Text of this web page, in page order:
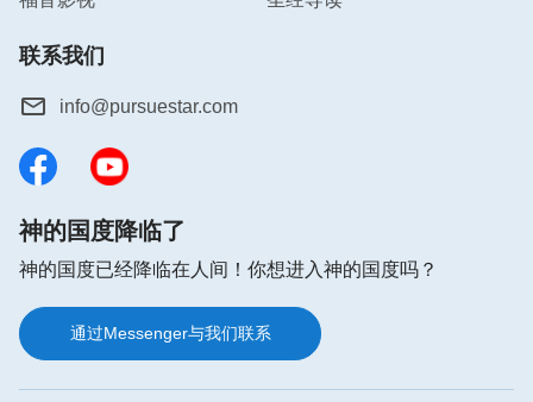
联系我们
info@pursuestar.com
神的国度降临了
神的国度已经降临在人间！你想进入神的国度吗？
通过Messenger与我们联系